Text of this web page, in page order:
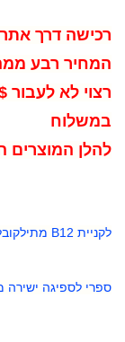
רכישה דרך
המחיר רבע
במשלוח
להלן המוצרים
לקניית B12 מתילקובלמין בחו"ל
ספרי לספיגה ישירה